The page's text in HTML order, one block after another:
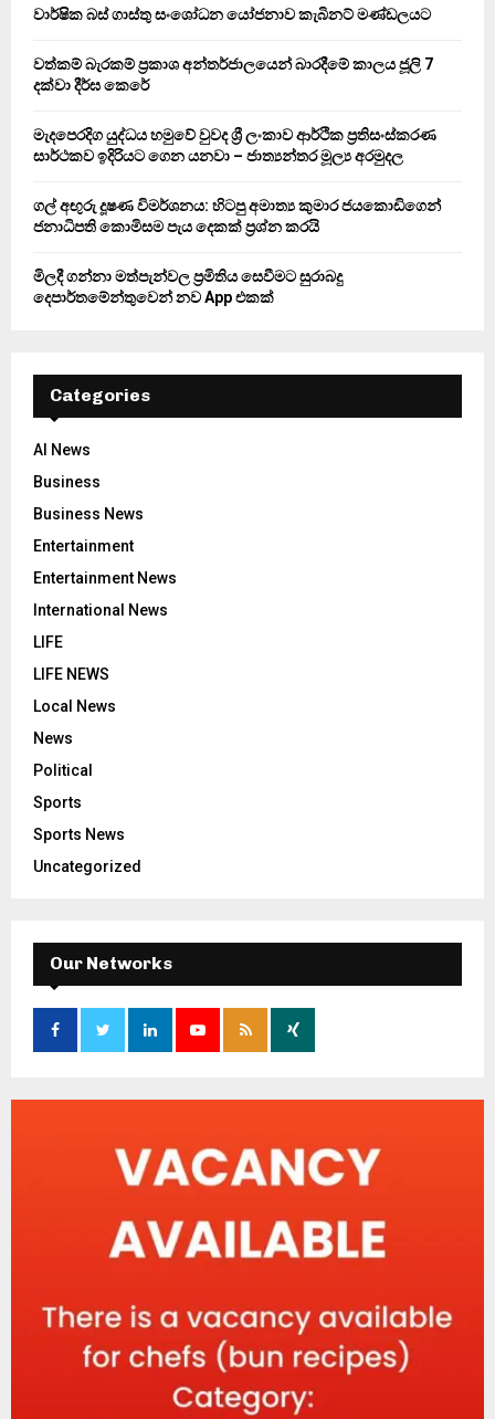
r
වාර්ෂික බස් ගාස්තු සංශෝධන යෝජනාව කැබිනට් මණ්ඩලයට
වත්කම් බැරකම් ප්‍රකාශ අන්තර්ජාලයෙන් බාරදීමේ කාලය ජූලි 7
දක්වා දීර්ඝ කෙරේ
මැදපෙරදිග යුද්ධය හමුවේ වුවද ශ්‍රී ලංකාව ආර්ථික ප්‍රතිසංස්කරණ
සාර්ථකව ඉදිරියට ගෙන යනවා – ජාත්‍යන්තර මූල්‍ය අරමුදල
ගල් අඟුරු දූෂණ විමර්ශනය: හිටපු අමාත්‍ය කුමාර ජයකොඩිගෙන්
ජනාධිපති කොමිසම පැය දෙකක් ප්‍රශ්න කරයි
මිලදී ගන්නා මත්පැන්වල ප්‍රමිතිය සෙවීමට සුරාබදු
දෙපාර්තමේන්තුවෙන් නව App එකක්
Categories
AI News
Business
Business News
Entertainment
Entertainment News
International News
LIFE
LIFE NEWS
Local News
News
Political
Sports
Sports News
Uncategorized
Our Networks